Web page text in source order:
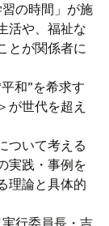
の時間」が施
活や、福祉な
とが関係者に
和”を希求す
が世代を超え
ついて考える
実践・事例を
理論と具体的